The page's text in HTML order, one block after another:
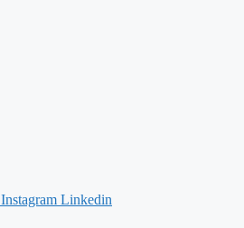
Instagram Linkedin